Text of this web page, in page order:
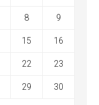
8 9
15 16
22 23
29 30